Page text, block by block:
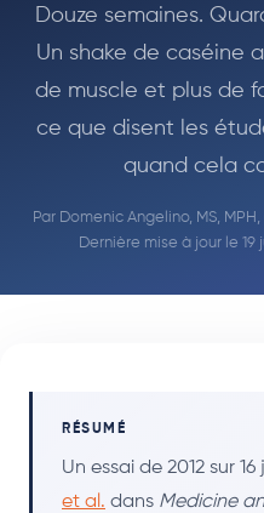
Blog
Calculatrices
Douze semaines.
Un shake de caséine
de muscle et plus de
ce que disent les
quand cela
Par Domenic Angelino, MS, MPH,
Dernière mise à jour le 19
RÉSUMÉ
Un essai de 2012 sur
et al. dans Medicine